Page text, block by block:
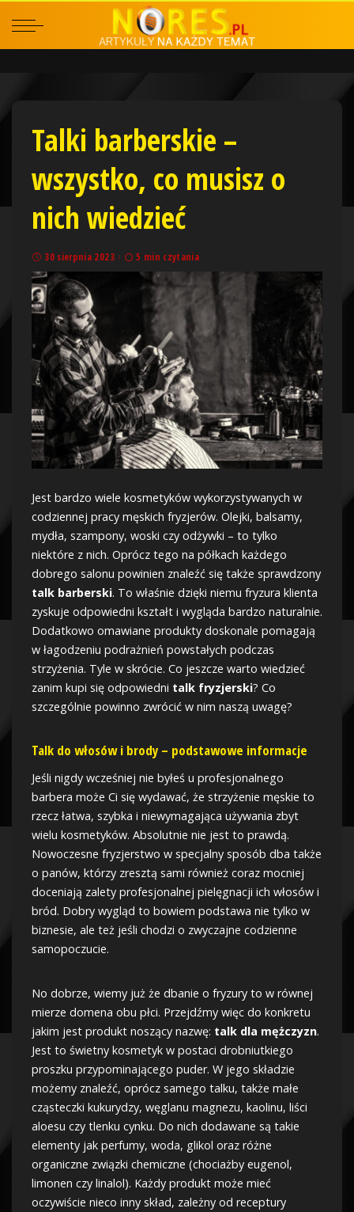
Talki barberskie –
wszystko, co musisz o
nich wiedzieć
30 sierpnia 2023 5 min czytania
Jest bardzo wiele kosmetyków wykorzystywanych w
codziennej pracy męskich fryzjerów. Olejki, balsamy,
mydła, szampony, woski czy odżywki – to tylko
niektóre z nich. Oprócz tego na półkach każdego
dobrego salonu powinien znaleźć się także sprawdzony
talk barberski. To właśnie dzięki niemu fryzura klienta
zyskuje odpowiedni kształt i wygląda bardzo naturalnie.
Dodatkowo omawiane produkty doskonale pomagają
w łagodzeniu podrażnień powstałych podczas
strzyżenia. Tyle w skrócie. Co jeszcze warto wiedzieć
zanim kupi się odpowiedni talk fryzjerski? Co
szczególnie powinno zwrócić w nim naszą uwagę?
Talk do włosów i brody – podstawowe informacje
Jeśli nigdy wcześniej nie byłeś u profesjonalnego
barbera może Ci się wydawać, że strzyżenie męskie to
rzecz łatwa, szybka i niewymagająca używania zbyt
wielu kosmetyków. Absolutnie nie jest to prawdą.
Nowoczesne fryzjerstwo w specjalny sposób dba także
o panów, którzy zresztą sami również coraz mocniej
doceniają zalety profesjonalnej pielęgnacji ich włosów i
bród. Dobry wygląd to bowiem podstawa nie tylko w
biznesie, ale też jeśli chodzi o zwyczajne codzienne
samopoczucie.
No dobrze, wiemy już że dbanie o fryzury to w równej
mierze domena obu płci. Przejdźmy więc do konkretu
jakim jest produkt noszący nazwę: talk dla mężczyzn.
Jest to świetny kosmetyk w postaci drobniutkiego
proszku przypominającego puder. W jego składzie
możemy znaleźć, oprócz samego talku, także małe
cząsteczki kukurydzy, węglanu magnezu, kaolinu, liści
aloesu czy tlenku cynku. Do nich dodawane są takie
elementy jak perfumy, woda, glikol oraz różne
organiczne związki chemiczne (chociażby eugenol,
limonen czy linalol). Każdy produkt może mieć
oczywiście nieco inny skład, zależny od receptury